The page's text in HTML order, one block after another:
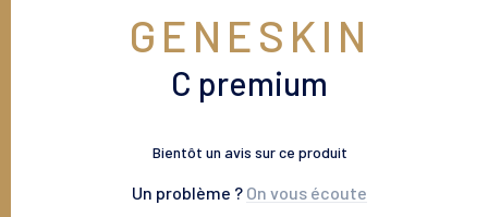
GENESKIN
C premium
Bientôt un avis sur ce produit
Un problème ? On vous écoute